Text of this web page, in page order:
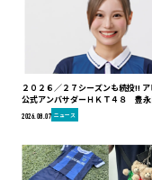
２０２６／２７シーズンも続投!!
公式アンバサダーＨＫＴ４８ 豊永
2026.08.07 ニュース